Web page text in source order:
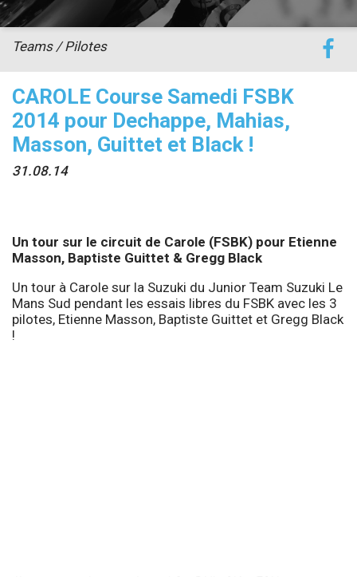
CAROLE Course Samedi FSBK
2014 pour Dechappe, Mahias,
Masson, Guittet et Black !
31.08.14
Teams / Pilotes
Un tour sur le circuit de Carole (FSBK) pour Etienne
Masson, Baptiste Guittet & Gregg Black
Un tour à Carole sur la Suzuki du Junior Team Suzuki Le
Mans Sud pendant les essais libres du FSBK avec les 3
pilotes, Etienne Masson, Baptiste Guittet et Gregg Black
!